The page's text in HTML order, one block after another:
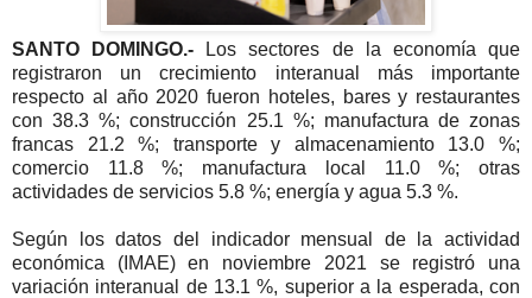
SANTO DOMINGO.- Los sectores de la economía que
registraron un crecimiento interanual más importante
respecto al año 2020 fueron hoteles, bares y restaurantes
con 38.3 %; construcción 25.1 %; manufactura de zonas
francas 21.2 %; transporte y almacenamiento 13.0 %;
comercio 11.8 %; manufactura local 11.0 %; otras
actividades de servicios 5.8 %; energía y agua 5.3 %.
Según los datos del indicador mensual de la actividad
económica (IMAE) en noviembre 2021 se registró una
variación interanual de 13.1 %, superior a la esperada, con